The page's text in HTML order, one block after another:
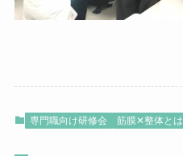
専門職向け研修会 筋膜✕整体とは